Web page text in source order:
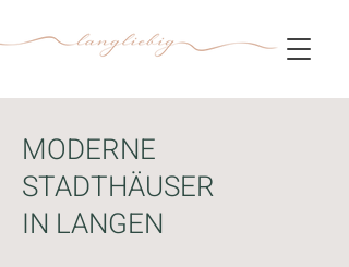
MODERNE
STADTHÄUSER
IN LANGEN